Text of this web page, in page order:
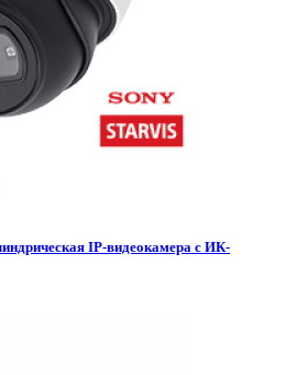
IP-видеокамера с ИК-